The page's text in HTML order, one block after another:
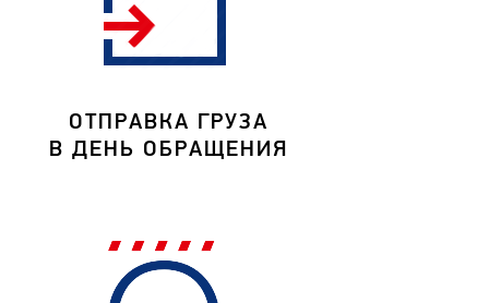
ОТПРАВКА ГРУЗА
В ДЕНЬ ОБРАЩЕНИЯ